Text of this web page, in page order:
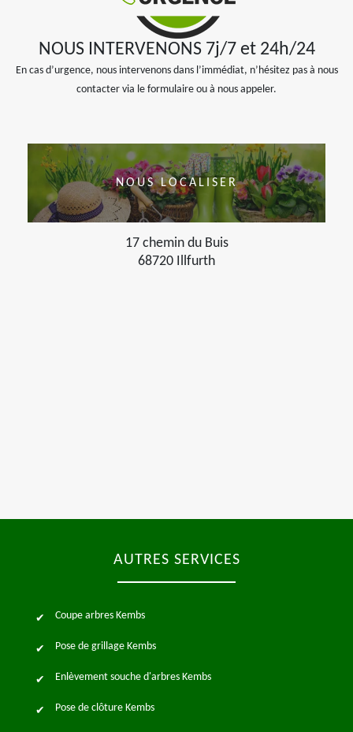
NOUS INTERVENONS 7j/7 et 24h/24
En cas d’urgence, nous intervenons dans l’immédiat, n’hésitez pas à nous
contacter via le formulaire ou à nous appeler.
NOUS LOCALISER
17 chemin du Buis
68720 Illfurth
AUTRES SERVICES
Coupe arbres Kembs
Pose de grillage Kembs
Enlèvement souche d'arbres Kembs
Pose de clôture Kembs